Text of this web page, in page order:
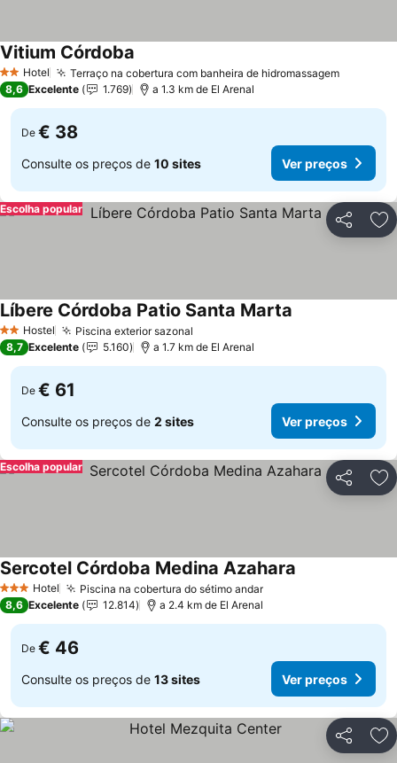
2 Estrelas
Hotel Terraço na cobertura com banheira de hidromassagem
Vitium Córdoba
8,6 Excelente 1.769 a 1.3 km de El Arenal
De € 38
Consulte os preços de 10 sites Ver preços
Partilhar
Escolha popular
2 Estrelas
Hostel Piscina exterior sazonal
Líbere Córdoba Patio Santa Marta
8,7 Excelente 5.160 a 1.7 km de El Arenal
De € 61
Consulte os preços de 2 sites Ver preços
Partilhar
Escolha popular
3 EstrelasHotel Piscina na cobertura do sétimo andar
Sercotel Córdoba Medina Azahara
8,6 Excelente 12.814 a 2.4 km de El Arenal
De € 46
Consulte os preços de 13 sites Ver preços
Partilhar